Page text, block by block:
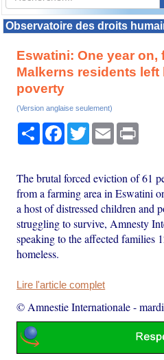
Observatoire des droits
Eswatini: One year
Malkerns residents left
poverty
(Version anglaise seulement)
PartagerFacebook
TwitterEmail
The brutal forced eviction of 61
from a farming area in Eswatini
a host of distressed children and
struggling to survive, Amnesty
speaking to the affected families
homeless.
Lire l'article complet
© Amnestie Internationale-